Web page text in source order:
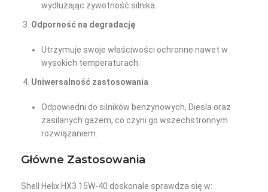
wydłużając żywotność silnika.
Odporność na degradację
Utrzymuje swoje właściwości ochronne nawet w
wysokich temperaturach.
Uniwersalność zastosowania
Odpowiedni do silników benzynowych, Diesla oraz
zasilanych gazem, co czyni go wszechstronnym
rozwiązaniem.
Główne Zastosowania
Shell Helix HX3 15W-40 doskonale sprawdza się w: